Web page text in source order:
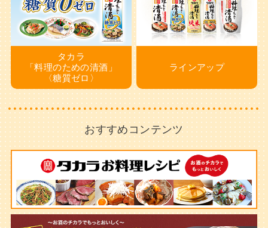
タカラ
「料理のための清酒」
〈糖質ゼロ〉
ラインアップ
おすすめコンテンツ